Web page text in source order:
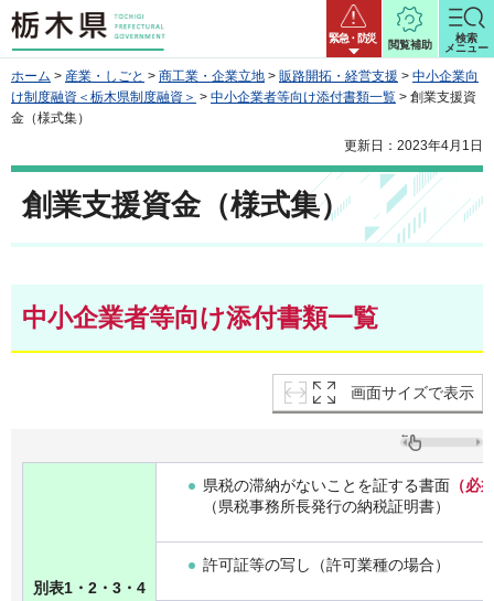
栃木県 緊急・防災
閲覧補助
検索
メニュー
ホーム > 産業・しごと > 商工業・企業立地 > 販路開拓・経営支援 > 中小企業向
け制度融資＜栃木県制度融資＞ > 中小企業者等向け添付書類一覧 > 創業支援資
金（様式集）
更新日：2023年4月1日
創業支援資金（様式集）
中小企業者等向け添付書類一覧
画面サイズで表示
別表1・2・3・4
県税の滞納がないことを証する書面 （必
（県税事務所長発行の納税証明書）
許可証等の写し（許可業種の場合）